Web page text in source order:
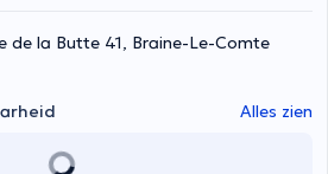
de la Butte 41, Braine-Le-Comte
Alles zien